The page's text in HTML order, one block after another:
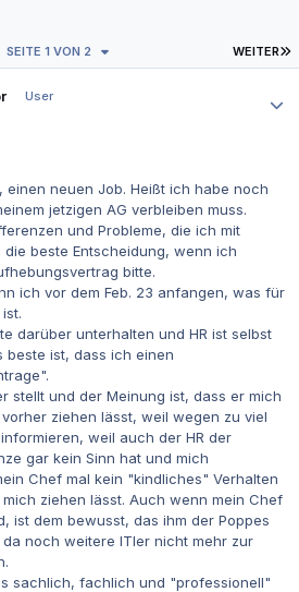
WEITER
SEITE 1 VON 2
User
einen neuen Job. Heißt ich habe noch
jetzigen AG verbleiben muss.
und Probleme, die ich mit
beste Entscheidung, wenn ich
bitte.
ich vor dem Feb. 23 anfangen, was für
darüber unterhalten und HR ist selbst
beste ist, dass ich einen
stellt und der Meinung ist, dass er mich
ziehen lässt, weil wegen zu viel
weil auch der HR der
gar kein Sinn hat und mich
Chef mal kein "kindliches" Verhalten
ziehen lässt. Auch wenn mein Chef
ist dem bewusst, das ihm der Poppes
noch weitere ITler nicht mehr zur
sachlich, fachlich und "professionell"